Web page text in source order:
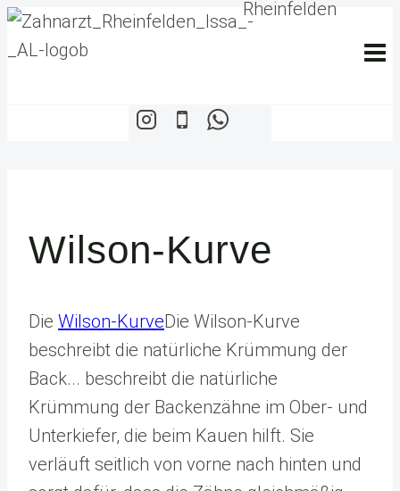
Zum
Inhalt
Wilson-Kurve
Die Wilson-KurveDie Wilson-Kurve
beschreibt die natürliche Krümmung der
Back... beschreibt die natürliche
Krümmung der Backenzähne im Ober- und
Unterkiefer, die beim Kauen hilft. Sie
verläuft seitlich von vorne nach hinten und